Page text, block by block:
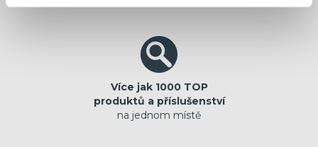
Více jak 1000 TOP
produktů a příslušenství
na jednom místě